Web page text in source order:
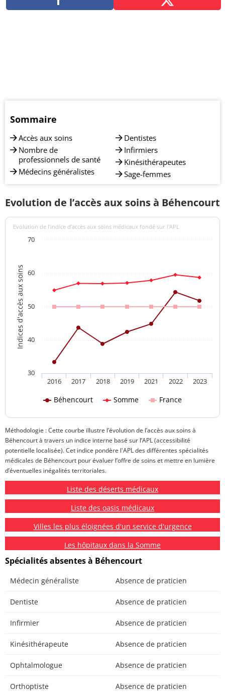
Sommaire
Accès aux soins
Nombre de
professionnels de santé
Médecins généralistes
Dentistes
Infirmiers
Kinésithérapeutes
Sage-femmes
Evolution de l’accès aux soins à Béhencourt
Indices d'accès aux soins
Evolution de l’indice d’accès aux soins médicaux fondé sur l'APL
Béhencourt Somme France
2016 2017 2018 2019 2021 2022 2023
30
40
50
60
70
Méthodologie : Cette courbe illustre l’évolution de l’accès aux soins à
Béhencourt à travers un indice interne basé sur l’APL (accessibilité
potentielle localisée). Cet indice pondère l'APL des différentes spécialités
médicales de Béhencourt pour évaluer l’offre de soins et mettre en lumière
d’éventuelles inégalités territoriales.
Liste des déserts médicaux
Liste des oasis médicaux
Villes les plus éloignées d'un service d'urgence
Les hôpitaux dans la Somme
Spécialités absentes à Béhencourt
Médecin généraliste Absence de praticien
Dentiste Absence de praticien
Infirmier Absence de praticien
Kinésithérapeute Absence de praticien
Ophtalmologue Absence de praticien
Orthoptiste Absence de praticien